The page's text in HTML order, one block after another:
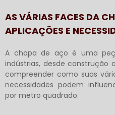
AS VÁRIAS FACES DA
APLICAÇÕES E
A chapa de aço é uma
indústrias, desde construção
compreender como suas
necessidades podem
por metro quadrado.